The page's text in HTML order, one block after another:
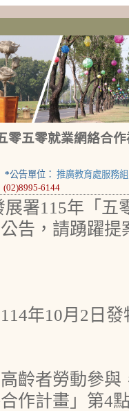
零五零就業網絡合
公告單位： 推廣教育處服務組
6144
署115年「五
告，請踴躍提
年10月2日
齡者勞動參
作計畫」第4